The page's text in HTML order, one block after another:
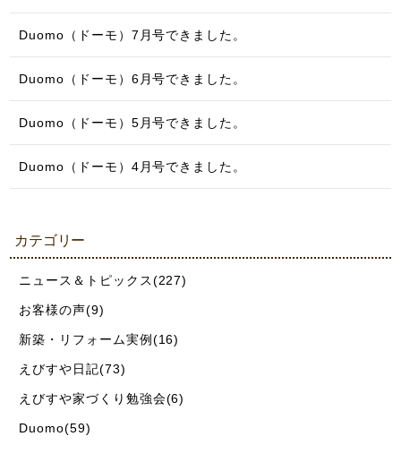
Duomo（ドーモ）7月号できました。
Duomo（ドーモ）6月号できました。
Duomo（ドーモ）5月号できました。
Duomo（ドーモ）4月号できました。
カテゴリー
ニュース＆トピックス(227)
お客様の声(9)
新築・リフォーム実例(16)
えびすや日記(73)
えびすや家づくり勉強会(6)
Duomo(59)